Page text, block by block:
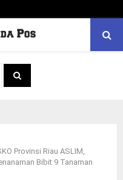
Provinsi Riau ASLIM,
Bibit 9 Tanaman